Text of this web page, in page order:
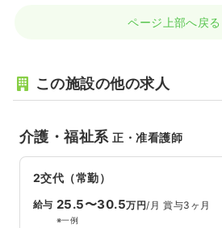
ページ上部へ戻る
この施設の他の求人
介護・福祉系正・准看護師
2交代（常勤）
給与 25.5〜30.5万円/月 賞与3ヶ月
※一例